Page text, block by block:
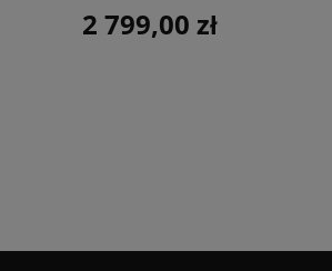
Cena
2 799,00 zł